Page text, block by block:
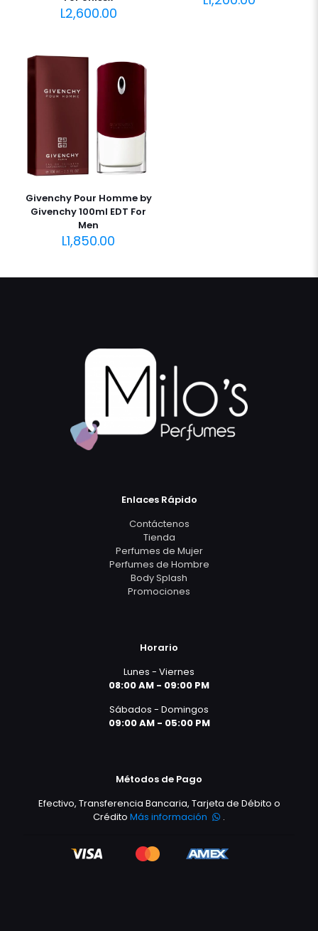
L2,600.00
Givenchy Pour Homme by
Givenchy 100ml EDT For
Men
L1,850.00
Enlaces Rápido
Contáctenos
Tienda
Perfumes de Mujer
Perfumes de Hombre
Body Splash
Promociones
Horario
Lunes - Viernes
08:00 AM - 09:00 PM
Sábados - Domingos
09:00 AM - 05:00 PM
Métodos de Pago
Efectivo, Transferencia Bancaria, Tarjeta de Débito o
CréditoMás información .